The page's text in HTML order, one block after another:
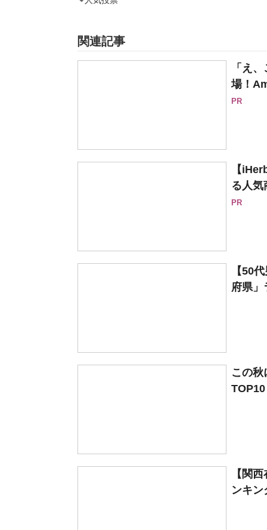
関連記事
「え
場！
PR
【
る人気
PR
【50
府県」
この
【関
ンキ